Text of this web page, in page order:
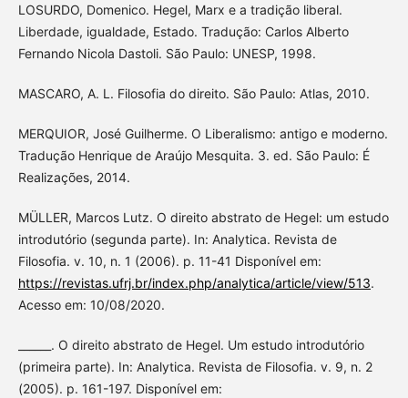
LOSURDO, Domenico. Hegel, Marx e a tradição liberal.
Liberdade, igualdade, Estado. Tradução: Carlos Alberto
Fernando Nicola Dastoli. São Paulo: UNESP, 1998.
MASCARO, A. L. Filosofia do direito. São Paulo: Atlas, 2010.
MERQUIOR, José Guilherme. O Liberalismo: antigo e moderno.
Tradução Henrique de Araújo Mesquita. 3. ed. São Paulo: É
Realizações, 2014.
MÜLLER, Marcos Lutz. O direito abstrato de Hegel: um estudo
introdutório (segunda parte). In: Analytica. Revista de
Filosofia. v. 10, n. 1 (2006). p. 11-41 Disponível em:
https://revistas.ufrj.br/index.php/analytica/article/view/513.
Acesso em: 10/08/2020.
______. O direito abstrato de Hegel. Um estudo introdutório
(primeira parte). In: Analytica. Revista de Filosofia. v. 9, n. 2
(2005). p. 161-197. Disponível em: